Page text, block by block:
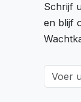
Schrijf
en blijf